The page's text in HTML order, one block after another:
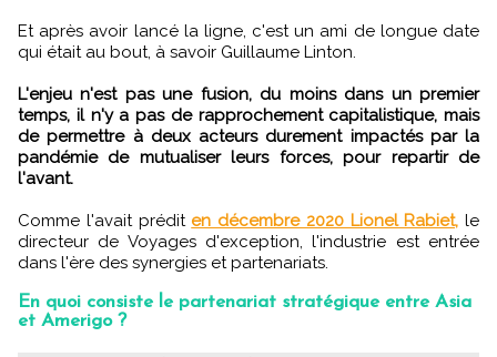
Et après avoir lancé la ligne, c'est un ami de longue date
qui était au bout, à savoir Guillaume Linton.
L'enjeu n'est pas une fusion, du moins dans un premier
temps, il n'y a pas de rapprochement capitalistique, mais
de permettre à deux acteurs durement impactés par la
pandémie de mutualiser leurs forces, pour repartir de
l'avant.
Comme l'avait prédit en décembre 2020 Lionel Rabiet, le
directeur de Voyages d'exception, l'industrie est entrée
dans l'ère des synergies et partenariats.
En quoi consiste le partenariat stratégique entre Asia
et Amerigo ?